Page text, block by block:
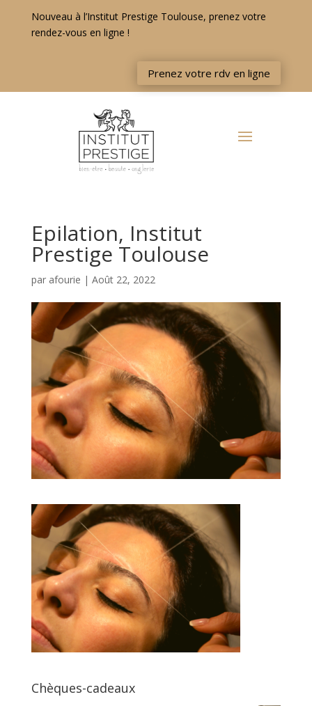
Nouveau à l’Institut Prestige Toulouse, prenez votre
rendez-vous en ligne !
Prenez votre rdv en ligne
Epilation, Institut
Prestige Toulouse
par afourie | Août 22, 2022
Chèques-cadeaux